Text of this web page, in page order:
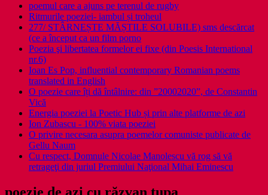
poemul care a ajuns pe terenul de rugby
Ritmurile poeziei- iambul și troheul
277/ STÂRNEȘTE MĂȘTILE SOLUBILE) sms descărcat
(ce a început ca un film porno
Poezia şi libertatea formelor ei fixe (din Poesis International
nr.6)
Ioan Es Pop, influential contemporary Romanian poems
translated in English
O poezie care îți dă întâlnire: din ”20002020”, de Constantin
Vică
Energia poeziei la Poetic Hub și prin alte platforme de azi
Ion Zubascu - 100% viata poeziei
O privire necesara asupra poemelor comuniste publicate de
Gellu Naum
Cu respect, Domnule Nicolae Manolescu vă rog să vă
retrageţi din juriul Premiului Naţional Mihai Eminescu